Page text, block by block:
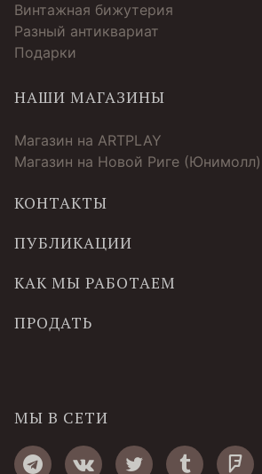
Винтажная бижутерия
Разный антиквариат
Подарки
НАШИ МАГАЗИНЫ
Магазин на ARTPLAY
Магазин на Новой Риге (Юнимолл)
КОНТАКТЫ
ПУБЛИКАЦИИ
КАК МЫ РАБОТАЕМ
ПРОДАТЬ
МЫ В СЕТИ